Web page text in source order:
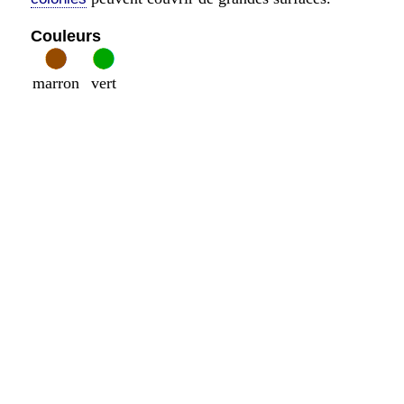
Couleurs
marron vert